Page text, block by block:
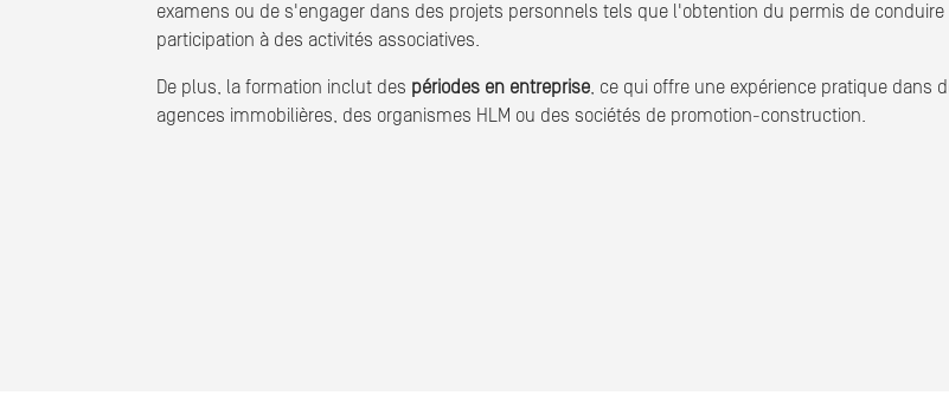
examens ou de s'engager dans des projets personnels tels que l'obtention du permis de conduire
participation à des activités associatives.
De plus, la formation inclut des périodes en entreprise, ce qui offre une expérience pratique dans
agences immobilières, des organismes HLM ou des sociétés de promotion-construction.